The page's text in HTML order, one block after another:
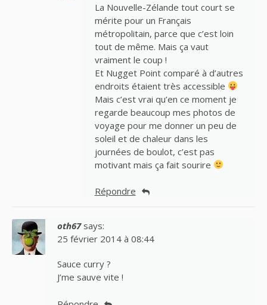
La Nouvelle-Zélande tout court se
mérite pour un Français
métropolitain, parce que c’est loin
tout de même. Mais ça vaut
vraiment le coup !
Et Nugget Point comparé à d’autres
endroits étaient très accessible
Mais c’est vrai qu’en ce moment je
regarde beaucoup mes photos de
voyage pour me donner un peu de
soleil et de chaleur dans les
journées de boulot, c’est pas
motivant mais ça fait sourire
Répondre
oth67 says:
25 février 2014 à 08:44
Sauce curry ?
J’me sauve vite !